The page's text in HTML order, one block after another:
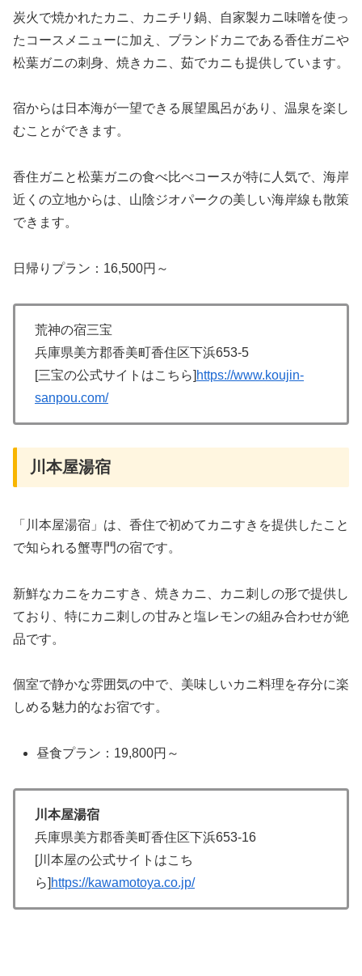
炭火で焼かれたカニ、カニチリ鍋、自家製カニ味噌を使っ
たコースメニューに加え、ブランドカニである香住ガニや
松葉ガニの刺身、焼きカニ、茹でカニも提供しています。
宿からは日本海が一望できる展望風呂があり、温泉を楽し
むことができます。
香住ガニと松葉ガニの食べ比べコースが特に人気で、海岸
近くの立地からは、山陰ジオパークの美しい海岸線も散策
できます。
日帰りプラン：16,500円～
荒神の宿三宝
兵庫県美方郡香美町香住区下浜653-5
[三宝の公式サイトはこちら] https://www.koujin-
sanpou.com/
川本屋湯宿
「川本屋湯宿」は、香住で初めてカニすきを提供したこと
で知られる蟹専門の宿です。
新鮮なカニをカニすき、焼きカニ、カニ刺しの形で提供し
ており、特にカニ刺しの甘みと塩レモンの組み合わせが絶
品です。
個室で静かな雰囲気の中で、美味しいカニ料理を存分に楽
しめる魅力的なお宿です。
昼食プラン：19,800円～
川本屋湯宿
兵庫県美方郡香美町香住区下浜653-16
[川本屋の公式サイトはこち
ら] https://kawamotoya.co.jp/